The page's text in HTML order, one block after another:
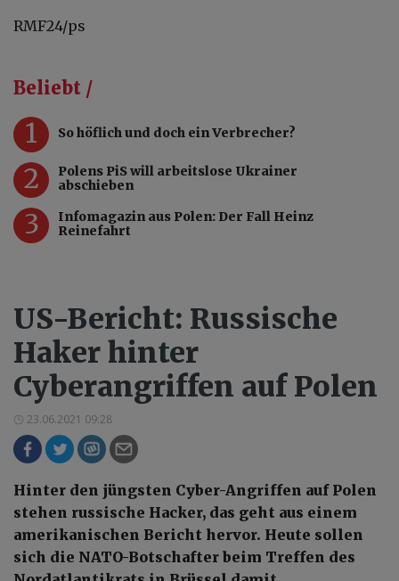
RMF24/ps
Beliebt /
1 So höflich und doch ein Verbrecher?
2
Polens PiS will arbeitslose Ukrainer
abschieben
3
Infomagazin aus Polen: Der Fall Heinz
Reinefahrt
US-Bericht: Russische
Haker hinter
Cyberangriffen auf Polen
23.06.2021 09:28
Hinter den jüngsten Cyber-Angriffen auf Polen
stehen russische Hacker, das geht aus einem
amerikanischen Bericht hervor. Heute sollen
sich die NATO-Botschafter beim Treffen des